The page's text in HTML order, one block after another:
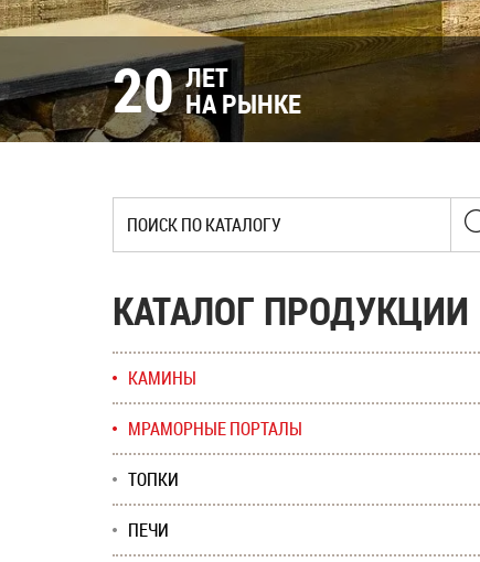
20 ЛЕТ
НА РЫНКЕ
КАТАЛОГ ПРОДУКЦИИ
КАМИНЫ
МРАМОРНЫЕ ПОРТАЛЫ
ТОПКИ
ПЕЧИ